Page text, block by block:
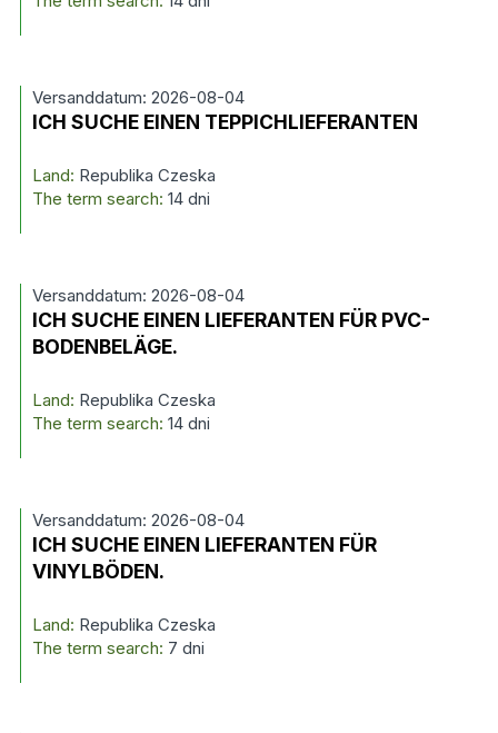
Versanddatum: 2026-08-04
ICH SUCHE EINEN TEPPICHLIEFERANTEN
Land: Republika Czeska
The term search: 14 dni
Versanddatum: 2026-08-04
ICH SUCHE EINEN LIEFERANTEN FÜR PVC-
BODENBELÄGE.
Land: Republika Czeska
The term search: 14 dni
Versanddatum: 2026-08-04
ICH SUCHE EINEN LIEFERANTEN FÜR
VINYLBÖDEN.
Land: Republika Czeska
The term search: 7 dni